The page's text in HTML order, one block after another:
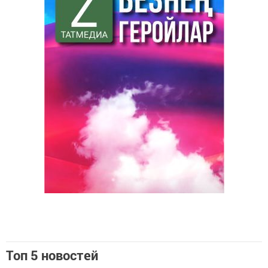
Топ 5 новостей